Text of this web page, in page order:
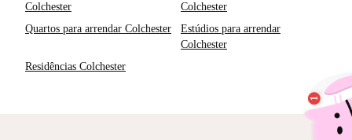
Colchester
Colchester
Quartos para arrendar Colchester
Estúdios para arrendar
Colchester
Residências Colchester